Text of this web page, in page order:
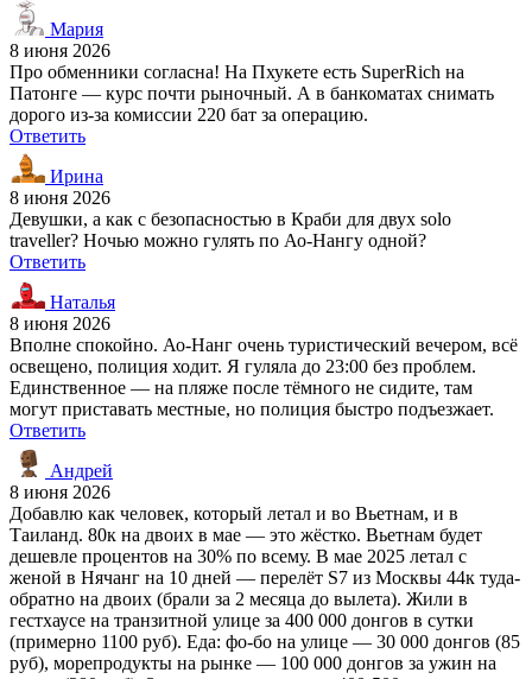
Мария
8 июня 2026
Про обменники согласна! На Пхукете есть SuperRich на
Патонге — курс почти рыночный. А в банкоматах снимать
дорого из-за комиссии 220 бат за операцию.
Ответить
Ирина
8 июня 2026
Девушки, а как с безопасностью в Краби для двух solo
traveller? Ночью можно гулять по Ао-Нангу одной?
Ответить
Наталья
8 июня 2026
Вполне спокойно. Ао-Нанг очень туристический вечером, всё
освещено, полиция ходит. Я гуляла до 23:00 без проблем.
Единственное — на пляже после тёмного не сидите, там
могут приставать местные, но полиция быстро подъезжает.
Ответить
Андрей
8 июня 2026
Добавлю как человек, который летал и во Вьетнам, и в
Таиланд. 80к на двоих в мае — это жёстко. Вьетнам будет
дешевле процентов на 30% по всему. В мае 2025 летал с
женой в Нячанг на 10 дней — перелёт S7 из Москвы 44к туда-
обратно на двоих (брали за 2 месяца до вылета). Жили в
гестхаусе на транзитной улице за 400 000 донгов в сутки
(примерно 1100 руб). Еда: фо-бо на улице — 30 000 донгов (85
руб), морепродукты на рынке — 100 000 донгов за ужин на